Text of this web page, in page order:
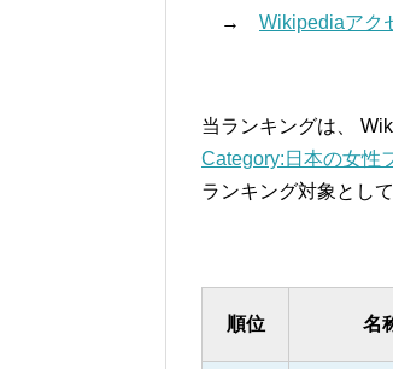
→ Wikipediaアク
当ランキングは、
Category:日本の女性
ランキング対象として
順位 名